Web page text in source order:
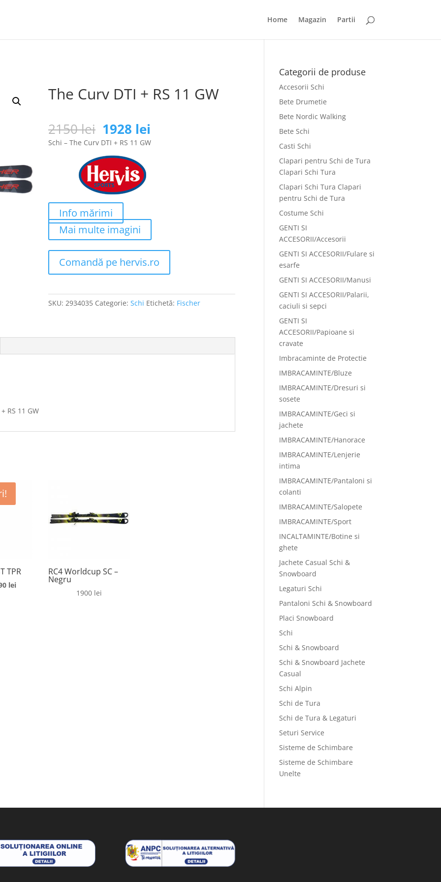
Home Magazin Partii
The Curv DTI + RS 11 GW
2150lei Prețul
inițial
a
fost:
2150 lei.
1928 lei
curent
Schi – The Curv DTI + RS 11 GW
Info mărimi
Mai multe imagini
Comandă pe hervis.ro
SKU:2934035 Categorie:Schi Etichetă: Fischer
RS 11 GW
TPR
leiPrețul
RC4 Worldcup SC –
Negru
1900 lei
Categorii de produse
Accesorii Schi
Bete Drumetie
Bete Nordic Walking
Bete Schi
Casti Schi
Clapari pentru Schi de Tura
Clapari Schi Tura
Clapari Schi Tura Clapari
pentru Schi de Tura
Costume Schi
GENTI SI
ACCESORII/Accesorii
GENTI SI ACCESORII/Fulare si
esarfe
GENTI SI ACCESORII/Manusi
GENTI SI ACCESORII/Palarii,
caciuli si sepci
GENTI SI
ACCESORII/Papioane si
cravate
Imbracaminte de Protectie
IMBRACAMINTE/Bluze
IMBRACAMINTE/Dresuri si
sosete
IMBRACAMINTE/Geci si
jachete
IMBRACAMINTE/Hanorace
IMBRACAMINTE/Lenjerie
intima
IMBRACAMINTE/Pantaloni si
colanti
IMBRACAMINTE/Salopete
IMBRACAMINTE/Sport
INCALTAMINTE/Botine si
ghete
Jachete Casual Schi &
Snowboard
Legaturi Schi
Pantaloni Schi & Snowboard
Placi Snowboard
Schi
Schi & Snowboard
Schi & Snowboard Jachete
Casual
Schi Alpin
Schi de Tura
Schi de Tura & Legaturi
Seturi Service
Sisteme de Schimbare
Sisteme de Schimbare
Unelte